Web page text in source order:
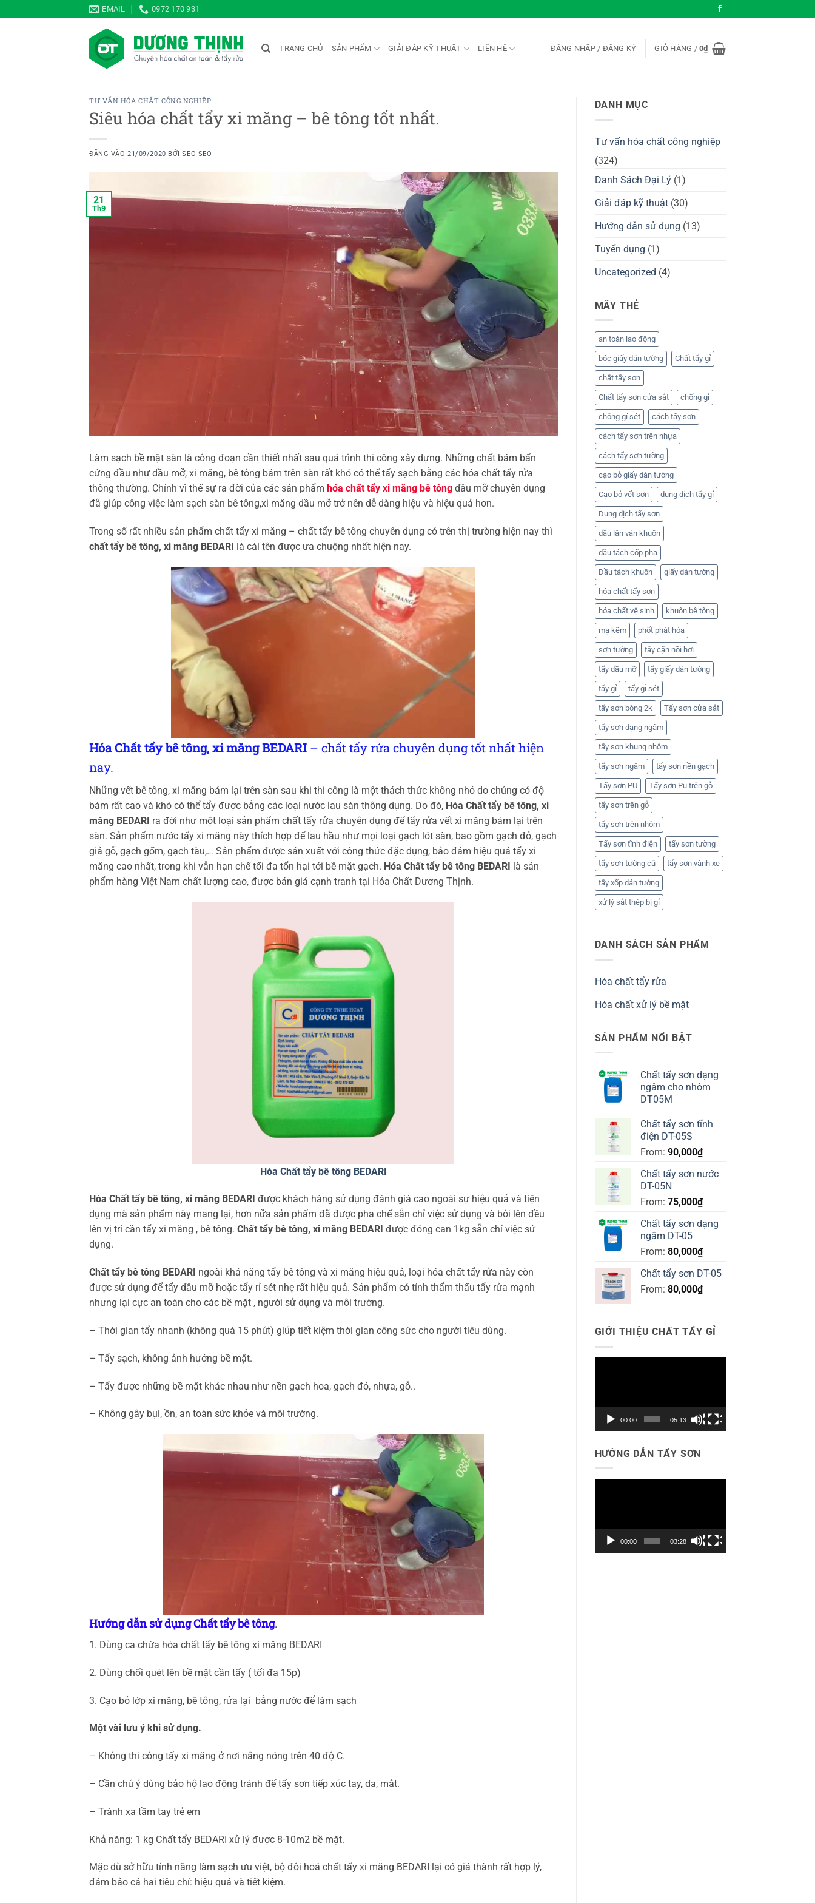
qua
EMAIL 0972 170 931
TRANG CHỦ SẢN PHẨM GIẢI ĐÁP KỸ THUẬT LIÊN HỆ ĐĂNG NHẬP / ĐĂNG KÝ GIỎ HÀNG /0₫
TƯ VẤN HÓA CHẤT CÔNG NGHIỆP
Siêu hóa chất tẩy xi măng – bê tông tốt nhất.
ĐĂNG VÀO21/09/2020 BỞISEO SEO
21
Th9
Làm sạch bề mặt sàn là công đoạn cần thiết nhất sau quá trình thi công xây dựng. Những chất bám bẩn
cứng đầu như dầu mỡ, xi măng, bê tông bám trên sàn rất khó có thể tẩy sạch bằng các hóa chất tẩy rửa
thông thường. Chính vì thế sự ra đời của các sản phẩm hóa chất tẩy xi măng bê tông dầu mỡ chuyên dụng
đã giúp công việc làm sạch sàn bê tông,xi măng dầu mỡ trở nên dễ dàng hiệu và hiệu quả hơn.
Trong số rất nhiều sản phẩm chất tẩy xi măng – chất tẩy bê tông chuyên dụng có trên thị trường hiện nay thì
chất tẩy bê tông, xi măng BEDARI là cái tên được ưa chuộng nhất hiện nay.
Hóa Chất tẩy bê tông, xi măng BEDARI – chất tẩy rửa chuyên dụng tốt nhất hiện
nay.
Những vết bê tông, xi măng bám lại trên sàn sau khi thi công là một thách thức không nhỏ do chúng có độ
bám rất cao và khó có thể tẩy được bằng các loại nước lau sàn thông dụng. Do đó, Hóa Chất tẩy bê tông, xi
măng BEDARI ra đời như một loại sản phẩm chất tẩy rửa chuyên dụng để tẩy rửa vết xi măng bám lại trên
sàn. Sản phẩm nước tẩy xi măng này thích hợp để lau hầu như mọi loại gạch lót sàn, bao gồm gạch đỏ, gạch
giả gỗ, gạch gốm, gạch tàu,… Sản phẩm được sản xuất với công thức đặc dụng, bảo đảm hiệu quả tẩy xi
măng cao nhất, trong khi vẫn hạn chế tối đa tổn hại tới bề mặt gạch. Hóa Chất tẩy bê tông BEDARI là sản
phẩm hàng Việt Nam chất lượng cao, được bán giá cạnh tranh tại Hóa Chất Dương Thịnh.
Hóa Chất tẩy bê tông BEDARI
Hóa Chất tẩy bê tông, xi măng BEDARI được khách hàng sử dụng đánh giá cao ngoài sự hiệu quả và tiện
dụng mà sản phẩm này mang lại, hơn nữa sản phẩm đã được pha chế sẵn chỉ việc sử dụng và bôi lên đều
lên vị trí cần tẩy xi măng , bê tông. Chất tẩy bê tông, xi măng BEDARI được đóng can 1kg sẵn chỉ việc sử
dụng.
Chất tẩy bê tông BEDARI ngoài khả năng tẩy bê tông và xi măng hiệu quả, loại hóa chất tẩy rửa này còn
được sử dụng để tẩy dầu mỡ hoặc tẩy rỉ sét nhẹ rất hiệu quả. Sản phẩm có tính thẩm thấu tẩy rửa mạnh
nhưng lại cực an toàn cho các bề mặt , người sử dụng và môi trường.
– Thời gian tẩy nhanh (không quá 15 phút) giúp tiết kiệm thời gian công sức cho người tiêu dùng.
– Tẩy sạch, không ảnh hưởng bề mặt.
– Tẩy được những bề mặt khác nhau như nền gạch hoa, gạch đỏ, nhựa, gỗ..
– Không gây bụi, ồn, an toàn sức khỏe và môi trường.
Hướng dẫn sử dụng Chất tẩy bê tông.
1. Dùng ca chứa hóa chất tấy bê tông xi măng BEDARI
2. Dùng chổi quét lên bề mặt cần tẩy ( tối đa 15p)
3. Cạo bỏ lớp xi măng, bê tông, rửa lại bằng nước để làm sạch
Một vài lưu ý khi sử dụng.
– Không thi công tẩy xi măng ở nơi nắng nóng trên 40 độ C.
– Cần chú ý dùng bảo hộ lao động tránh để tẩy sơn tiếp xúc tay, da, mắt.
– Tránh xa tầm tay trẻ em
Khả năng: 1 kg Chất tẩy BEDARI xử lý được 8-10m2 bề mặt.
Mặc dù sở hữu tính năng làm sạch ưu việt, bộ đôi hoá chất tẩy xi măng BEDARI lại có giá thành rất hợp lý,
đảm bảo cả hai tiêu chí: hiệu quả và tiết kiệm.
DANH MỤC
Tư vấn hóa chất công nghiệp
(324)
Danh Sách Đại Lý(1)
Giải đáp kỹ thuật(30)
Hướng dẫn sử dụng (13)
Tuyển dụng (1)
Uncategorized (4)
MÂY THẺ
an toàn lao động
bóc giấy dán tường Chất tẩy gỉ
chất tẩy sơn
Chất tẩy sơn cửa sắt chống gỉ
chống gỉ sét cách tẩy sơn
cách tẩy sơn trên nhựa
cách tẩy sơn tường
cạo bỏ giấy dán tường
Cạo bỏ vết sơn dung dịch tẩy gỉ
Dung dịch tẩy sơn
dầu lăn ván khuôn
dầu tách cốp pha
Dầu tách khuôn giấy dán tường
hóa chất tẩy sơn
hóa chất vệ sinh khuôn bê tông
mạ kẽm phốt phát hóa
sơn tường tẩy cặn nồi hơi
tẩy dầu mỡ tẩy giấy dán tường
tẩy gỉ tẩy gỉ sét
tẩy sơn bóng 2k Tẩy sơn cửa sắt
tẩy sơn dạng ngâm
tẩy sơn khung nhôm
tẩy sơn ngâm tẩy sơn nền gạch
Tẩy sơn PU Tẩy sơn Pu trên gỗ
tẩy sơn trên gỗ
tẩy sơn trên nhôm
Tẩy sơn tĩnh điện tẩy sơn tường
tẩy sơn tường cũ tẩy sơn vành xe
tẩy xốp dán tường
xử lý sắt thép bị gỉ
DANH SÁCH SẢN PHẨM
Hóa chất tẩy rửa
Hóa chất xử lý bề mặt
SẢN PHẨM NỔI BẬT
Chất tẩy sơn dạng
ngâm cho nhôm
DT05M
Chất tẩy sơn tĩnh
điện DT-05S
From: 90,000₫
Chất tẩy sơn nước
DT-05N
From: 75,000₫
Chất tẩy sơn dạng
ngâm DT-05
From: 80,000₫
Chất tẩy sơn DT-05
From: 80,000₫
GIỚI THIỆU CHẤT TẨY GỈ
00:00 05:13
HƯỚNG DẪN TẨY SƠN
00:00 03:28